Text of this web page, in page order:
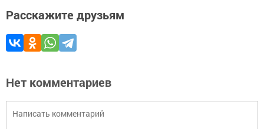
Расскажите друзьям
Нет комментариев